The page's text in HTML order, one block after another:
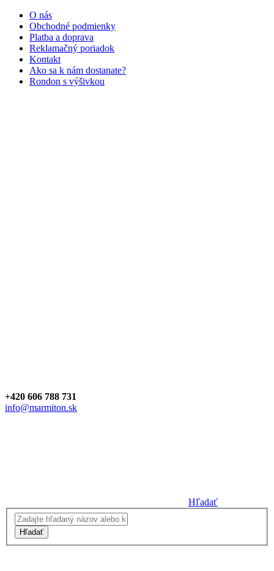
O nás
Obchodné podmienky
Platba a doprava
Reklamačný poriadok
Kontakt
Ako sa k nám dostanate?
Rondon s výšivkou
+420 606 788 731
info@marmiton.sk
Hľadať
Hľadať